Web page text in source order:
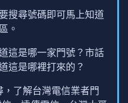
搜尋號碼即可馬上知道
。
這是哪一家門號？市話
這是哪裡打來的？
了解台灣電信業者門